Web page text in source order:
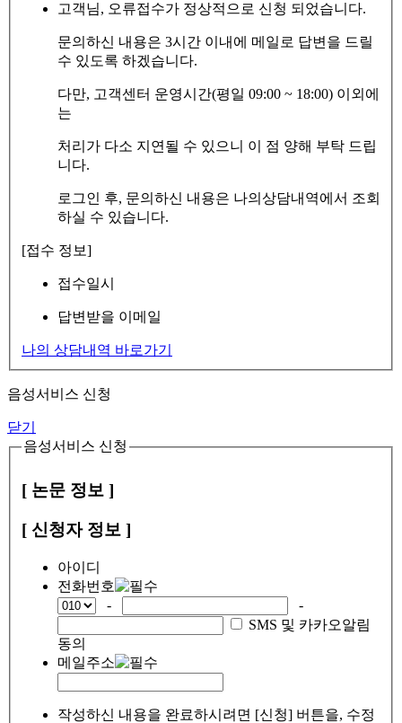
고객님, 오류접수가 정상적으로 신청 되었습니다.
문의하신 내용은 3시간 이내에 메일로 답변을 드릴
수 있도록 하겠습니다.
다만, 고객센터 운영시간(평일 09:00 ~ 18:00) 이외에
는
처리가 다소 지연될 수 있으니 이 점 양해 부탁 드립
니다.
로그인 후, 문의하신 내용은 나의상담내역에서 조회
하실 수 있습니다.
[접수 정보]
접수일시
답변받을 이메일
나의 상담내역 바로가기
음성서비스 신청
닫기
음성서비스 신청
[ 논문 정보 ]
[ 신청자 정보 ]
아이디
전화번호
-
-
SMS 및 카카오알림
동의
메일주소
작성하신 내용을 완료하시려면 [신청] 버튼을, 수정